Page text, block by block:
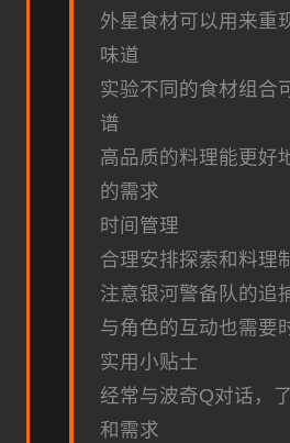
外星食材可以用来重
味道
实验不同的食材组合
谱
高品质的料理能更好
的需求
时间管理
合理安排探索和料理
注意银河警备队的追
与角色的互动也需要
实用小贴士
经常与波奇Q对话，
和需求